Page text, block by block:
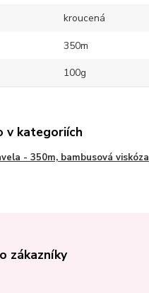
kroucená
350m
100g
v kategoriích
- 350m, bambusová viskóza
zákazníky